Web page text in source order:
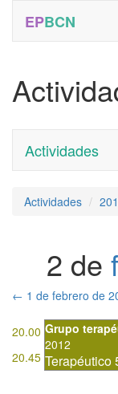
EPBCN
Actividades
Actividades
2 de
← 1 de febrero de
20.00 Grupo
2012
Terapéutico
20.45